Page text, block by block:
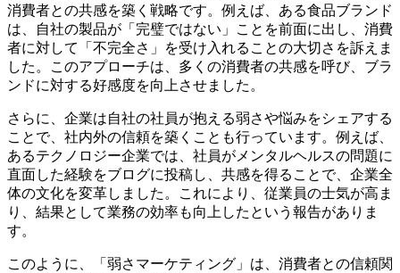
消費者との共感を築く戦略です。例えば、ある食品ブランド
は、自社の製品が「完璧ではない」ことを前面に出し、消費
者に対して「不完全さ」を受け入れることの大切さを訴えま
した。このアプローチは、多くの消費者の共感を呼び、ブラ
ンドに対する好感度を向上させました。
さらに、企業は自社の社員が抱える弱さや悩みをシェアする
ことで、社内外の信頼を築くことも行っています。例えば、
あるテクノロジー企業では、社員がメンタルヘルスの問題に
直面した経験をブログに投稿し、共感を得ることで、企業全
体の文化を変革しました。これにより、従業員の士気が高ま
り、結果として業務の効率も向上したという報告がありま
す。
このように、「弱さマーケティング」は、消費者との信頼関